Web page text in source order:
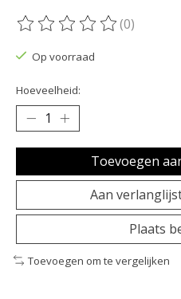
De beoordeling van dit
(0)
Op voorraad
Hoeveelheid:
Toevoegen
Aan
Plaats
Toevoegen om te vergelijken